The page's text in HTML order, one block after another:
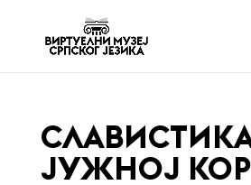
ЈУЖНОЈ